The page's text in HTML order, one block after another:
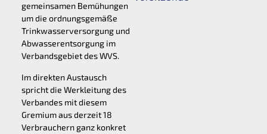
gemeinsamen Bemühungen
um die ordnungsgemäße
Trinkwasserversorgung und
Abwasserentsorgung im
Verbandsgebiet des WVS.
Im direkten Austausch
spricht die Werkleitung des
Verbandes mit diesem
Gremium aus derzeit 18
Verbrauchern ganz konkret